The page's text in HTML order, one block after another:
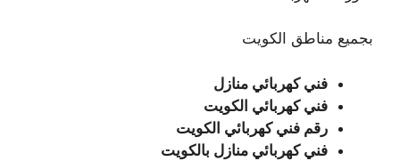
بجميع مناطق الكويت
فني كهربائي منازل
فني كهربائي الكويت
رقم فني كهربائي الكويت
فني كهربائي منازل بالكويت